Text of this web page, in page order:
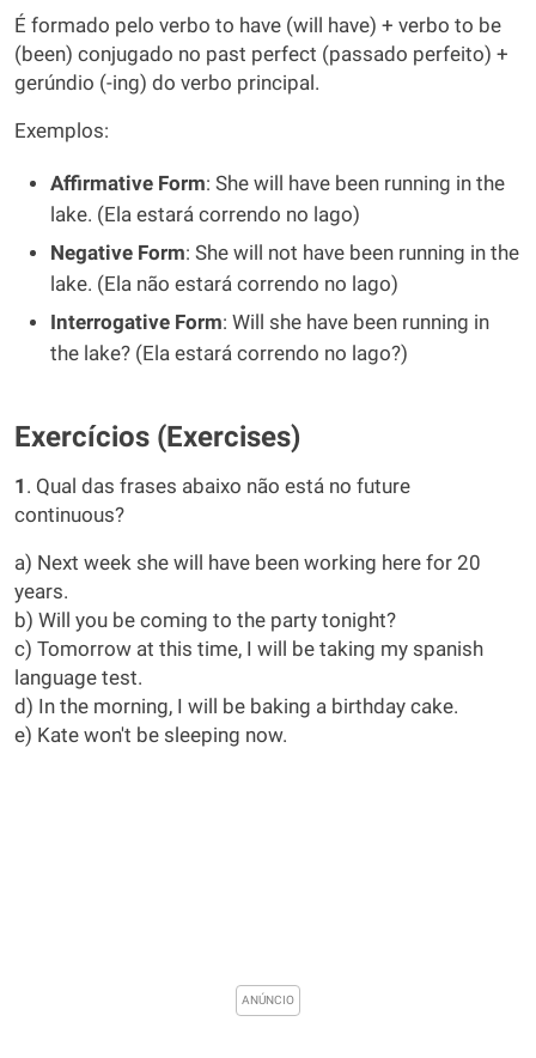
É formado pelo verbo to have (will have) + verbo to be
(been) conjugado no past perfect (passado perfeito) +
gerúndio (-ing) do verbo principal.
Exemplos:
Affirmative Form: She will have been running in the
lake. (Ela estará correndo no lago)
Negative Form: She will not have been running in the
lake. (Ela não estará correndo no lago)
Interrogative Form: Will she have been running in
the lake? (Ela estará correndo no lago?)
Exercícios (Exercises)
1 . Qual das frases abaixo não está no future
continuous?
a) Next week she will have been working here for 20
years.
b) Will you be coming to the party tonight?
c) Tomorrow at this time, I will be taking my spanish
language test.
d) In the morning, I will be baking a birthday cake.
e) Kate won't be sleeping now.